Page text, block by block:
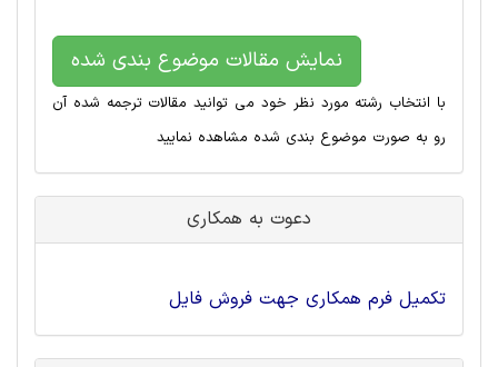
نمایش مقالات موضوع بندی شده
با انتخاب رشته مورد نظر خود می توانید مقالات ترجمه شده آن
رو به صورت موضوع بندی شده مشاهده نمایید
دعوت به همکاری
تکمیل فرم همکاری جهت فروش فایل